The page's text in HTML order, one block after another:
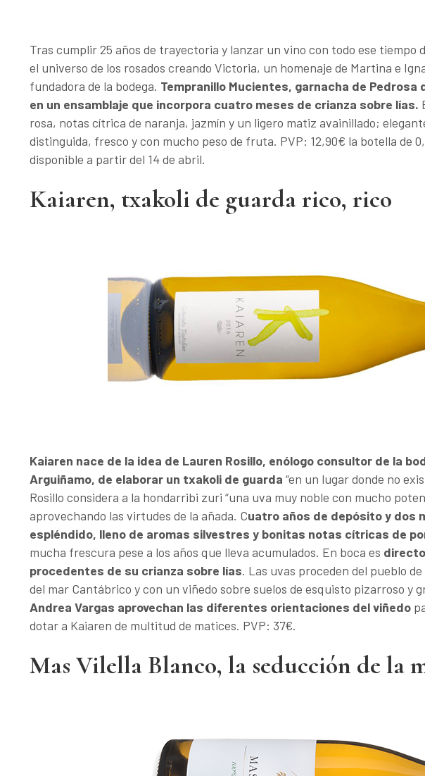
Tras cumplir 25 años de trayectoria y lanzar un vino con todo ese
el universo de los rosados creando Victoria, un homenaje de Martina e
fundadora de la bodega. Tempranillo Mucientes, garnacha de Pedrosa
en un ensamblaje que incorpora cuatro meses de crianza sobre lías.
rosa, notas cítrica de naranja, jazmín y un ligero matiz avainillado;
distinguida, fresco y con mucho peso de fruta. PVP: 12,90€ la botella de
disponible a partir del 14 de abril.
Kaiaren, txakoli de guarda rico, rico
Kaiaren nace de la idea de Lauren Rosillo, enólogo consultor de la
Arguiñamo, de elaborar un txakoli de guarda “en un lugar donde no
Rosillo considera a la hondarribi zuri “una uva muy noble con mucho
aprovechando las virtudes de la añada. Cuatro años de depósito y dos
espléndido, lleno de aromas silvestres y bonitas notas cítricas de
mucha frescura pese a los años que lleva acumulados. En boca es
procedentes de su crianza sobre lías. Las uvas proceden del pueblo
del mar Cantábrico y con un viñedo sobre suelos de esquisto pizarroso y
Andrea Vargas aprovechan las diferentes orientaciones del viñedo
dotar a Kaiaren de multitud de matices. PVP: 37€.
Mas Vilella Blanco, la seducción de la